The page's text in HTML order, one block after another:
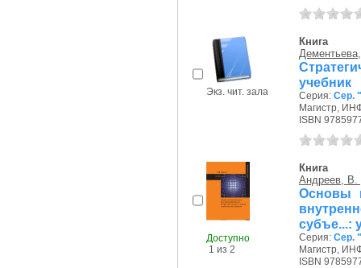
Экз. чит. зала
Книга
учебник
Серия: Сер.
Магистр,
ISBN
Доступно
1 из 2
Книга
Андреев, В.
Основы
субъе...:
Серия: Сер.
Магистр,
ISBN